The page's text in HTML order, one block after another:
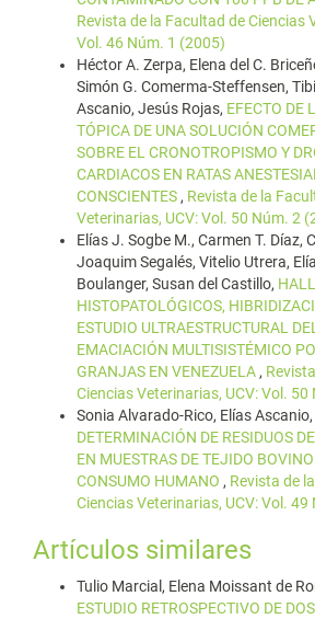
Revista de la Facultad de Ciencias
Vol. 46 Núm. 1 (2005)
Héctor A. Zerpa, Elena del C.
Simón G. Comerma-Steffensen,
Ascanio, Jesús Rojas, EFECTO DE
TÓPICA DE UNA SOLUCIÓN
SOBRE EL CRONOTROPISMO Y
CARDIACOS EN RATAS
CONSCIENTES , Revista de la
Veterinarias, UCV: Vol. 50 Núm. 2
Elías J. Sogbe M., Carmen T. Díaz,
Joaquim Segalés, Vitelio Utrera,
Boulanger, Susan del Castillo,
HISTOPATOLÓGICOS,
ESTUDIO ULTRAESTRUCTURAL
EMACIACIÓN MULTISISTÉMICO
GRANJAS EN VENEZUELA ,
Ciencias Veterinarias, UCV: Vol.
Sonia Alvarado-Rico, Elías
DETERMINACIÓN DE RESIDUOS
EN MUESTRAS DE TEJIDO
CONSUMO HUMANO , Revista de
Ciencias Veterinarias, UCV: Vol.
Artículos similares
Tulio Marcial, Elena Moissant de
ESTUDIO RETROSPECTIVO DE